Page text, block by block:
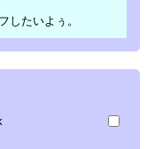
したいよぅ。